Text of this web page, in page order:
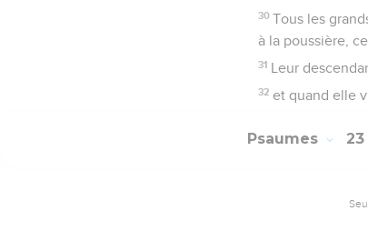
30 Tous les
à la poussière,
31 Leur
32 et quand elle
Psaumes 23